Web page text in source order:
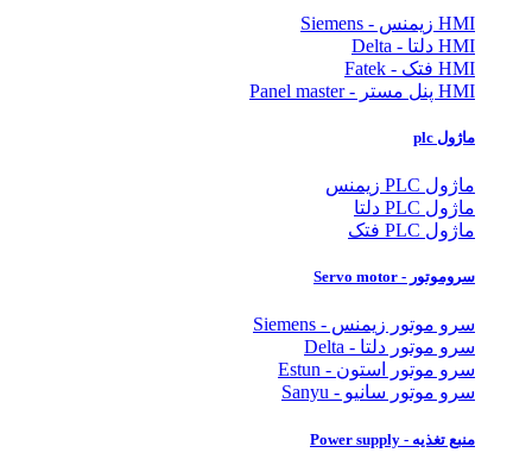
HMI زیمنس - Siemens
HMI دلتا - Delta
HMI فتک - Fatek
HMI پنل مستر - Panel master
ماژول plc
ماژول PLC زیمنس
ماژول PLC دلتا
ماژول PLC فتک
سروموتور - Servo motor
سرو موتور زیمنس - Siemens
سرو موتور دلتا - Delta
سرو موتور استون - Estun
سرو موتور سانیو - Sanyu
منبع تغذیه - Power supply